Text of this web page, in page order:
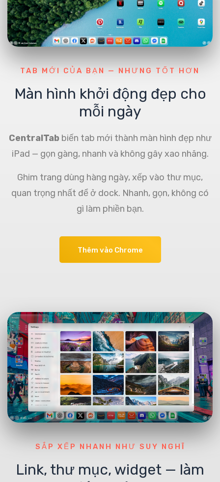
TAB MỚI CỦA BẠN — NHƯNG TỐT HƠN
Màn hình khởi động đẹp cho
mỗi ngày
CentralTab biến tab mới thành màn hình đẹp như
iPad — gọn gàng, nhanh và không gây xao nhãng.
Ghim trang dùng hàng ngày, xếp vào thư mục,
quan trọng nhất để ở dock. Nhanh, gọn, không có
gì làm phiền bạn.
Thêm vào Chrome
SẮP XẾP NHANH NHƯ SUY NGHĨ
Link, thư mục, widget — làm